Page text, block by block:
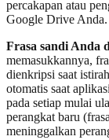
percakapan atau
Google Drive Anda.
Frasa sandi Anda
memasukkannya,
dienkripsi saat
otomatis saat
pada setiap mulai
perangkat baru
meninggalkan